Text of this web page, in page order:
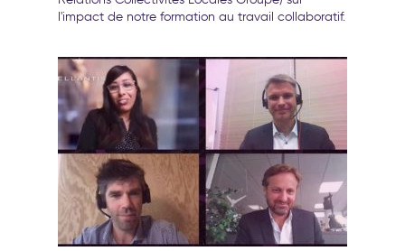
l'impact de notre formation au travail collaboratif.